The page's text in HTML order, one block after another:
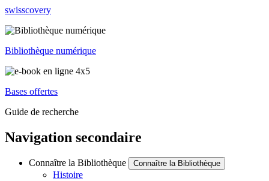
swisscovery
Bibliothèque numérique
Bases offertes
Guide de recherche
Navigation secondaire
Connaître la Bibliothèque Connaître la Bibliothèque
Histoire